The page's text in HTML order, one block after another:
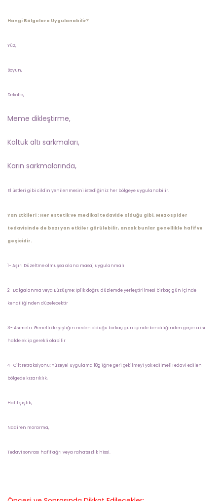
Hangi Bölgelere Uygulanabilir?
Yüz,
Boyun,
Dekolte,
Meme dikleştirme,
Koltuk altı sarkmaları,
Karın sarkmalarında,
El üstleri gibi cildin yenilenmesini istediğiniz her bölgeye uygulanabilir.
Yan Etkileri : Her estetik ve medikal tedavide olduğu gibi, Mezospider
tedavisinde de bazı yan etkiler görülebilir, ancak bunlar genellikle hafif ve
geçicidir.
1- Aşırı Düzeltme olmuşsa alana masaj uygulanmalı
2- Dalgalanma veya Büzüşme: İplik doğru düzlemde yerleştirilmesi birkaç gün içinde
kendiliğinden düzelecektir
3- Asimetri: Genellikle şişliğin neden olduğu birkaç gün içinde kendiliğinden geçer aksi
halde ek ip gerekli olabilir
4- Cilt retraksiyonu: Yüzeyel uygulama 18g iğne geri çekilmeyi yok edilmeliTedavi edilen
bölgede kızarıklık,
Hafif şişlik,
Nadiren morarma,
Tedavi sonrası hafif ağrı veya rahatsızlık hissi.